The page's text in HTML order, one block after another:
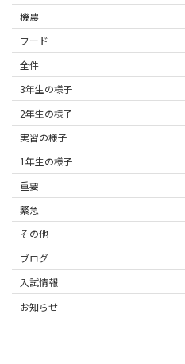
機農
フード
全件
3年生の様子
2年生の様子
実習の様子
1年生の様子
重要
緊急
その他
ブログ
入試情報
お知らせ